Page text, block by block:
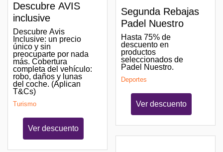
Descubre AVIS
inclusive
Descubre Avis
Inclusive: un precio
único y sin
preocuparte por nada
más. Cobertura
completa del vehículo:
robo, daños y lunas
del coche. (Aplican
T&Cs)
Turismo
Ver descuento
Segunda Rebajas
Padel Nuestro
Hasta 75% de
descuento en
productos
seleccionados de
Padel Nuestro.
Deportes
Ver descuento